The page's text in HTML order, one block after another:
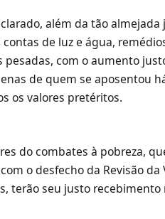
além da tão
de luz e água,
com o aumento
de quem se aposentou
os valores pretéritos.
do combates à pobreza,
o desfecho da Revisão
terão seu justo recebimento